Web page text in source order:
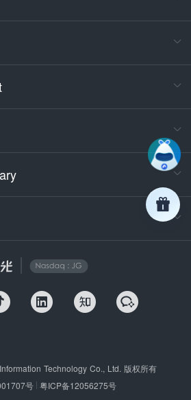
Technology Co., Ltd. 版权所有
号 粤ICP备12056275号
days)
9:30-
Email